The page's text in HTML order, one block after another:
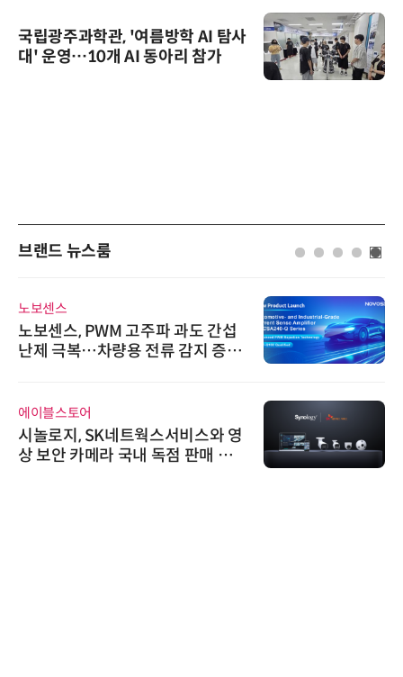
국립광주과학관, '여름방학 AI 탐사
대' 운영…10개 AI 동아리 참가
브랜드 뉴스룸
노보센스
노보센스, PWM 고주파 과도 간섭
난제 극복…차량용 전류 감지 증폭
에이블스토어
시놀로지, SK네트웍스서비스와 영
상 보안 카메라 국내 독점 판매 파